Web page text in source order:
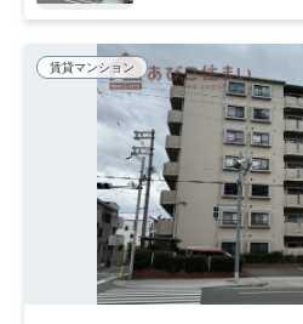
賃貸マンション